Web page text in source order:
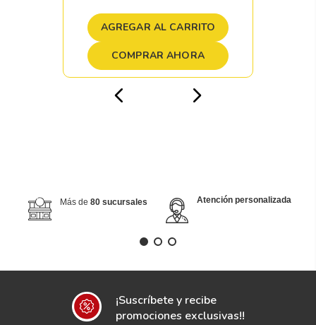
AGREGAR AL CARRITO
COMPRAR AHORA
Más de 80 sucursales Atención personalizada
¡Suscríbete y recibe
promociones exclusivas!!